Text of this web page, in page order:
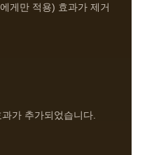
게만 적용) 효과가 제거
가 추가되었습니다.